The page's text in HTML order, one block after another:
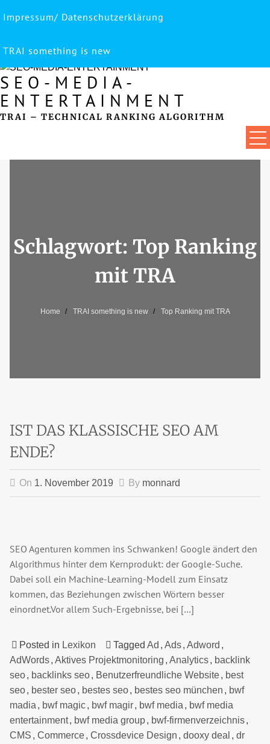
Skip
content
Impressum/ Datenschutzerklärung
TRAI something is new
SEO-MEDIA-
ENTERTAINMENT
TRAI – TECHNICAL RANKING ALGORITHM
Schlagwort: Top Ranking
mit TRA
Home TRAI something is new Top Ranking mit TRA
IST DAS KLASSISCHE SEO AM
ENDE?
On 1. November 2019 By monnard
SEO Agenturen kommen ins Schwanken! Google ändert den
Algorithmus hinter dem Kernprodukt: der Google-Suche.
Dabei soll ein Machine-Learning-Modell zum Einsatz
kommen, das Beziehungen zwischen Wörtern besser
einordnet.Vor allem Such-Ergebnisse, bei […]
Posted in Lexikon Tagged Ad , Ads, Adword ,
AdWords, Aktives Projektmonitoring , Analytics, backlink
seo, backlinks seo, Benutzerfreundliche Website, best
seo, bester seo, bestes seo, bestes seo münchen , bwf
madia , bwf magic, bwf magir, bwf media , bwf media
entertainment, bwf media group, bwf-firmenverzeichnis,
CMS , Commerce, Crossdevice Design , dooxy deal , dr